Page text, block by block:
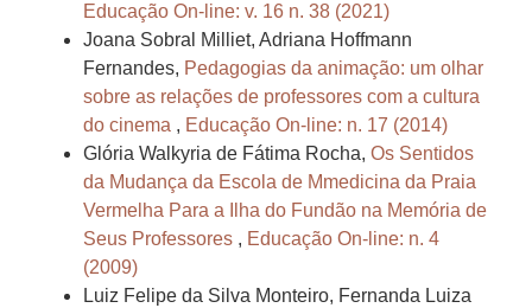
Educação On-line: v. 16 n. 38 (2021)
Joana Sobral Milliet, Adriana Hoffmann
Fernandes, Pedagogias da animação: um olhar
sobre as relações de professores com a cultura
do cinema , Educação On-line: n. 17 (2014)
Glória Walkyria de Fátima Rocha, Os Sentidos
da Mudança da Escola de Mmedicina da Praia
Vermelha Para a Ilha do Fundão na Memória de
Seus Professores , Educação On-line: n. 4
(2009)
Luiz Felipe da Silva Monteiro, Fernanda Luiza